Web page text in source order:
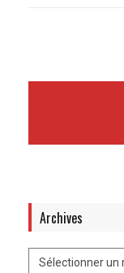
Archives